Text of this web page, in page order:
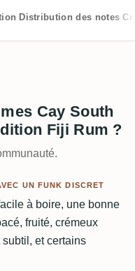
Distribution des notes
Cay South
Fiji Rum ?
UN FUNK DISCRET
à boire, une bonne
fruité, crémeux
et certains